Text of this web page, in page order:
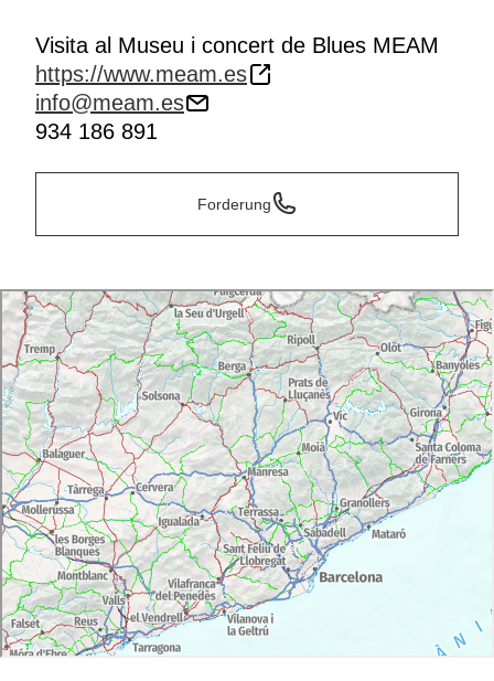
Visita al Museu i concert de Blues MEAM
https://www.meam.es
info@meam.es
934 186 891
Forderung